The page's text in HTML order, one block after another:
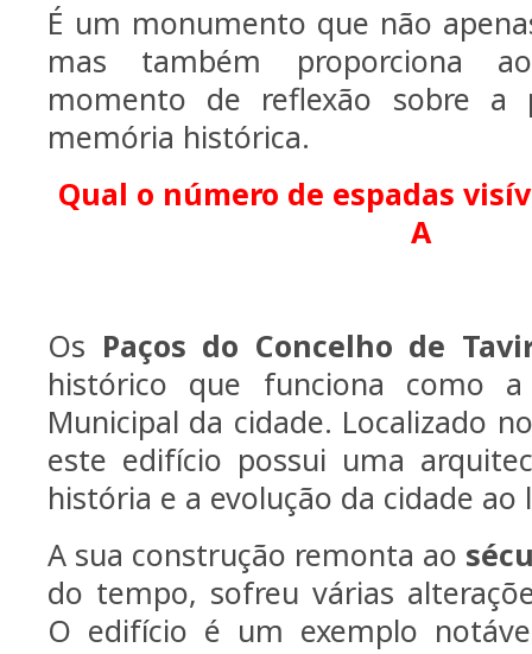
É um monumento que não
mas também proporciona
momento de reflexão sobre
memória histórica.
Qual o número de espadas
A
Os Paços do Concelho de
histórico que funciona como
Municipal da cidade. Localizado
este edifício possui uma
história e a evolução da cidade ao
A sua construção remonta ao
do tempo, sofreu várias
O edifício é um exemplo